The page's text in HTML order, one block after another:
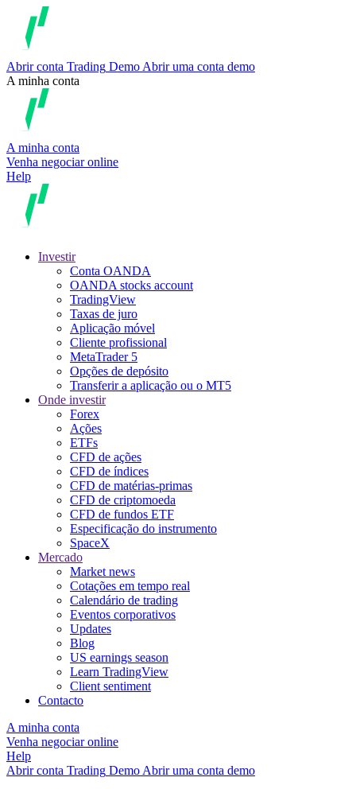
Abrir conta Trading Demo Abrir uma conta demo
A minha conta
A minha conta
Venha negociar online
Help
Investir
Conta OANDA
OANDA stocks account
TradingView
Taxas de juro
Aplicação móvel
Cliente profissional
MetaTrader 5
Opções de depósito
Transferir a aplicação ou o MT5
Onde investir
Forex
Ações
ETFs
CFD de ações
CFD de índices
CFD de matérias-primas
CFD de criptomoeda
CFD de fundos ETF
Especificação do instrumento
SpaceX
Mercado
Market news
Cotações em tempo real
Calendário de trading
Eventos corporativos
Updates
Blog
US earnings season
Learn TradingView
Client sentiment
Contacto
A minha conta
Venha negociar online
Help
Abrir conta Trading Demo Abrir uma conta demo